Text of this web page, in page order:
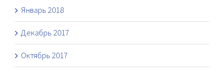
Январь 2018
Декабрь 2017
Октябрь 2017